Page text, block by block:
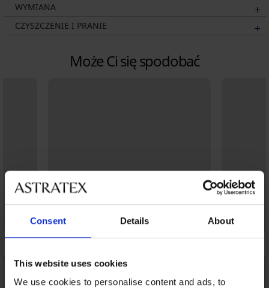
Consent Details About
This website uses cookies
We use cookies to personalise content and ads, to
WYMIANA
CZYSZCZENIE I PRANIE
Może Ci się spodobać